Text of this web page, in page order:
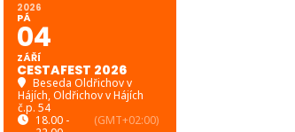
2026
PÁ
04
ZÁŘÍ
CESTAFEST 2026
Beseda Oldřichov v
Hájích, Oldřichov v Hájích
č.p. 54
18.00 -
(GMT+02:00)